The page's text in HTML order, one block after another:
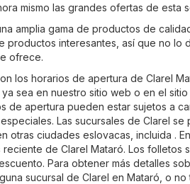
mismo las grandes ofertas de esta
amplia gama de productos de
productos interesantes, así que no lo
ofrece.
los horarios de apertura de Clarel
sea en nuestro sitio web o en el
de apertura pueden estar sujetos a
Las sucursales de Clarel
otras ciudades eslovacas, incluida .
de Clarel Mataró. Los folletos
Para obtener más detalles
sucursal de Clarel en Mataró, o